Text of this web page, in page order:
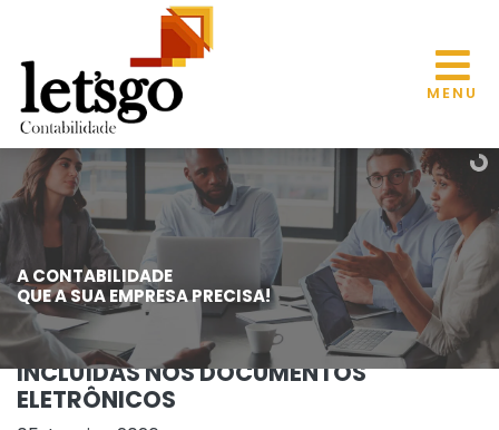
MENU
A CONTABILIDADE
QUE A SUA EMPRESA PRECISA!
REFORMA TRIBUTÁRIA/MG:
OBRIGAÇÕES ACESSÓRIAS
RELACIONADAS AO IBS DEVERÃO SER
INCLUÍDAS NOS DOCUMENTOS
ELETRÔNICOS